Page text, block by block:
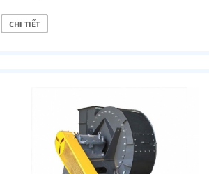
CHI TIẾT